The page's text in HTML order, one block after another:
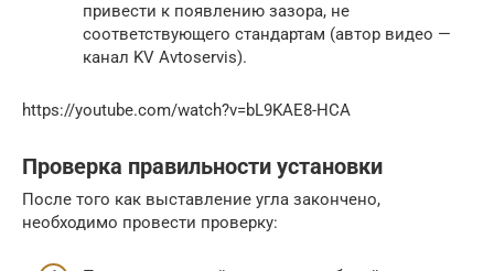
привести к появлению зазора, не
соответствующего стандартам (автор видео —
канал KV Avtoservis).
https://youtube.com/watch?v=bL9KAE8-HCA
Проверка правильности установки
После того как выставление угла закончено,
необходимо провести проверку: